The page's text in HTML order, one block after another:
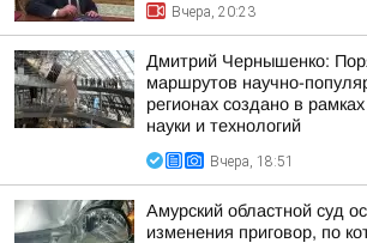
Вчера, 20:23
Дмитрий Чернышенко:
маршрутов научно-
регионах создано в
науки и технологий
Вчера, 18:51
Амурский областной суд
изменения приговор, по